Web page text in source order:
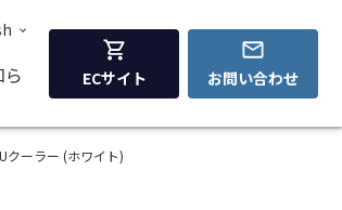
ECサイト お問い合わせ
クーラー (ホワイト)